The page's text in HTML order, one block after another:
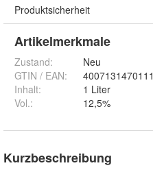
Produktsicherheit
Artikelmerkmale
Zustand:
Neu
GTIN / EAN:
4007131470111
Inhalt:
1 Liter
Vol.: 12,5%
Kurzbeschreibung